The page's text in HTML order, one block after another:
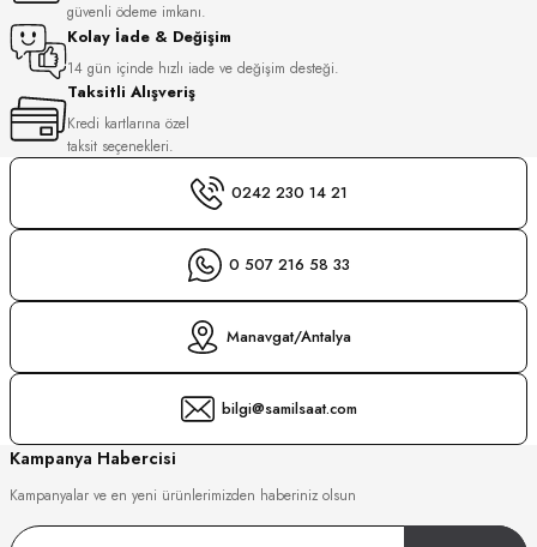
güvenli ödeme imkanı.
Kolay İade & Değişim
14 gün içinde hızlı iade ve değişim desteği.
Taksitli Alışveriş
Kredi kartlarına özel
taksit seçenekleri.
0242 230 14 21
0 507 216 58 33
Manavgat/Antalya
bilgi@samilsaat.com
Kampanya Habercisi
Kampanyalar ve en yeni ürünlerimizden haberiniz olsun
MANOIR
WATCH